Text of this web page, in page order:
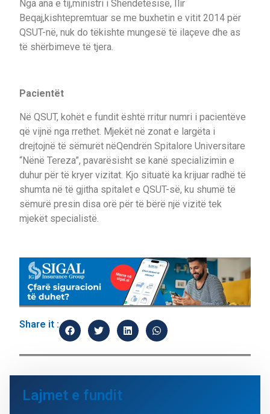
Nga ana e tij,ministri i Shëndetësisë, Ilir
Beqaj,kishtepremtuar se me buxhetin e vitit 2014 për
QSUT-në, nuk do tëkishte mungesë të ilaçeve dhe as
të shërbimeve të tjera.
Pacientët
Në QSUT, kohët e fundit është rritur numri i pacientëve
që vijnë nga rrethet. Mjekët në zonat e largëta i
drejtojnë të sëmurët nëQendrën Spitalore Universitare
“Nënë Tereza”, pavarësisht se kanë specializimin e
duhur për të kryer vizitat. Kjo situatë ka krijuar radhë të
shumta në të gjitha spitalet e QSUT-së, ku shumë të
sëmurë presin disa orë për të bërë një vizitë tek
mjekët specialistë.
Share it :
Lajmet e fundit